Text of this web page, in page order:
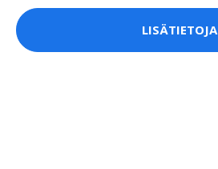
LISÄTIETOJA